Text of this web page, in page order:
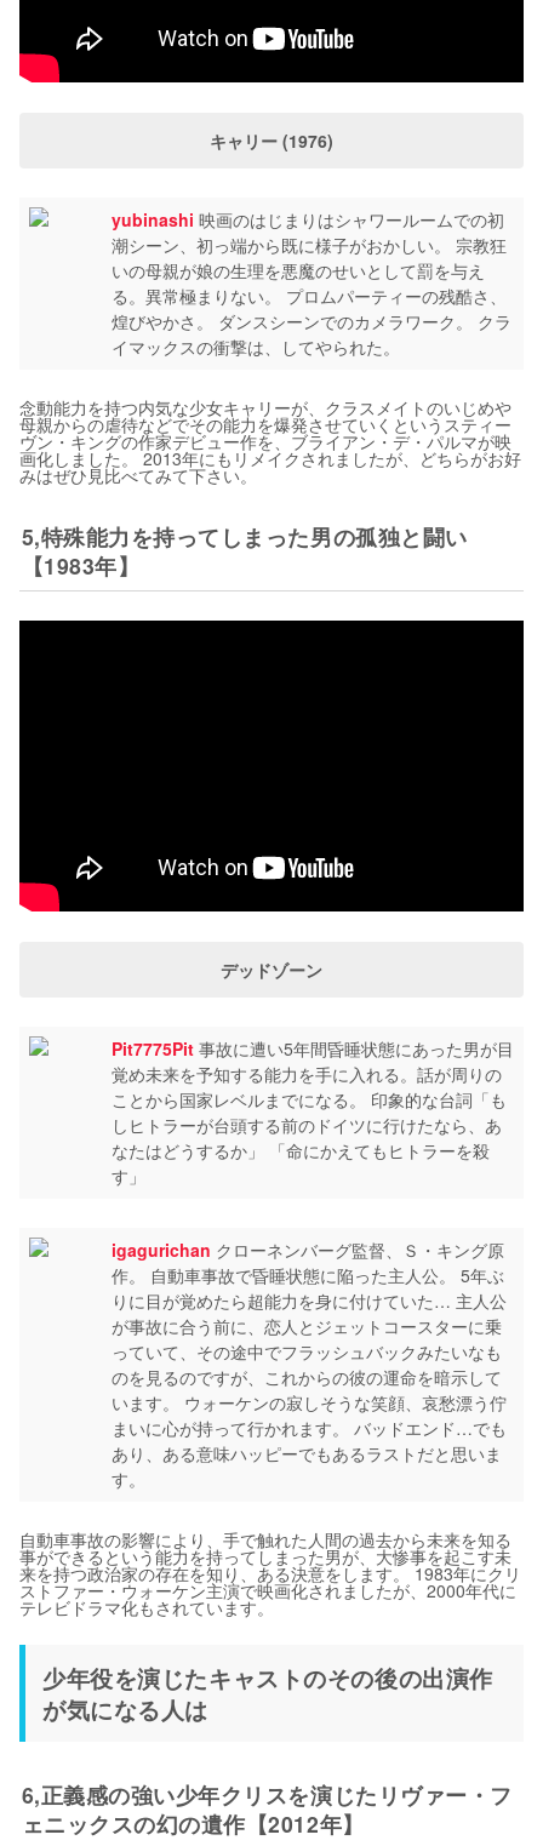
キャリー (1976)
yubinashi 映画のはじまりはシャワールームでの初
潮シーン、初っ端から既に様子がおかしい。 宗教狂
いの母親が娘の生理を悪魔のせいとして罰を与え
る。異常極まりない。 プロムパーティーの残酷さ、
煌びやかさ。 ダンスシーンでのカメラワーク。 クラ
イマックスの衝撃は、してやられた。
念動能力を持つ内気な少女キャリーが、クラスメイトのいじめや
母親からの虐待などでその能力を爆発させていくというスティー
ヴン・キングの作家デビュー作を、ブライアン・デ・パルマが映
画化しました。 2013年にもリメイクされましたが、どちらがお好
みはぜひ見比べてみて下さい。
5,特殊能力を持ってしまった男の孤独と闘い
【1983年】
デッドゾーン
Pit7775Pit 事故に遭い5年間昏睡状態にあった男が目
覚め未来を予知する能力を手に入れる。話が周りの
ことから国家レベルまでになる。 印象的な台詞「も
しヒトラーが台頭する前のドイツに行けたなら、あ
なたはどうするか」 「命にかえてもヒトラーを殺
す」
igagurichan クローネンバーグ監督、Ｓ・キング原
作。 自動車事故で昏睡状態に陥った主人公。 5年ぶ
りに目が覚めたら超能力を身に付けていた… 主人公
が事故に合う前に、恋人とジェットコースターに乗
っていて、その途中でフラッシュバックみたいなも
のを見るのですが、これからの彼の運命を暗示して
います。 ウォーケンの寂しそうな笑顔、哀愁漂う佇
まいに心が持って行かれます。 バッドエンド…でも
あり、ある意味ハッピーでもあるラストだと思いま
す。
自動車事故の影響により、手で触れた人間の過去から未来を知る
事ができるという能力を持ってしまった男が、大惨事を起こす未
来を持つ政治家の存在を知り、ある決意をします。 1983年にクリ
ストファー・ウォーケン主演で映画化されましたが、2000年代に
テレビドラマ化もされています。
少年役を演じたキャストのその後の出演作
が気になる人は
6,正義感の強い少年クリスを演じたリヴァー・フ
ェニックスの幻の遺作【2012年】